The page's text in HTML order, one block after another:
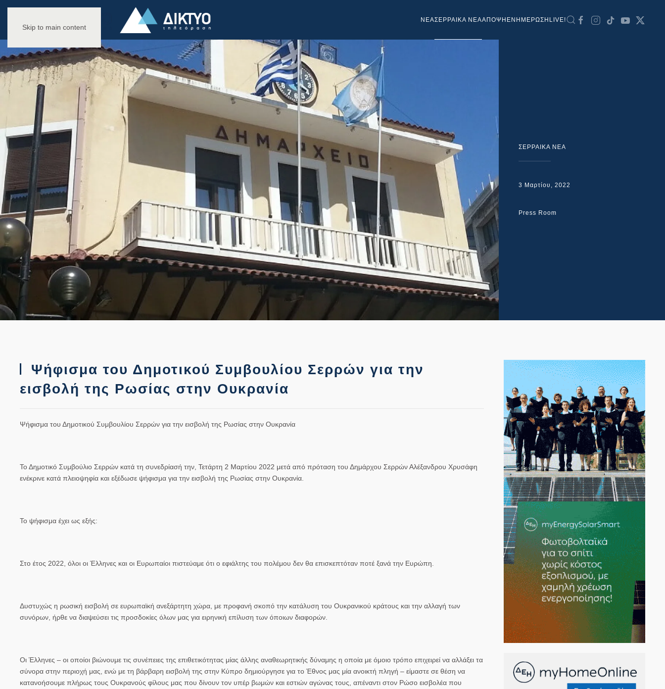
Skip to main content
NEAΣΕΡΡΑΙΚΑ ΝΕΑΑΠΟΨΗ ΕΝΗΜΕΡΩΣΗ LIVE!
ΣΕΡΡΑΙΚΑ ΝΕΑ
3 Μαρτίου, 2022
Press Room
Ψήφισμα του Δημοτικού Συμβουλίου Σερρών για την
εισβολή της Ρωσίας στην Ουκρανία
Ψήφισμα του Δημοτικού Συμβουλίου Σερρών για την εισβολή της Ρωσίας στην Ουκρανία
Το Δημοτικό Συμβούλιο Σερρών κατά τη συνεδρίασή την, Τετάρτη 2 Μαρτίου 2022 μετά από πρόταση του Δημάρχου Σερρών Αλέξανδρου Χρυσάφη
ενέκρινε κατά πλειοψηφία και εξέδωσε ψήφισμα για την εισβολή της Ρωσίας στην Ουκρανία
Το ψήφισμα έχει ως εξής:
Στο έτος 2022, όλοι οι Έλληνες και οι Ευρωπαίοι πιστεύαμε ότι ο εφιάλτης του πολέμου δεν θα επισκεπτόταν ποτέ ξανά την Ευρώπη.
Δυστυχώς η ρωσική εισβολή σε ευρωπαϊκή ανεξάρτητη χώρα, με προφανή σκοπό την κατάλυση του Ουκρανικού κράτους και την αλλαγή των
συνόρων, ήρθε να διαψεύσει τις προσδοκίες όλων μας για ειρηνική επίλυση των όποιων διαφορών.
Οι Έλληνες – οι οποίοι βιώνουμε τις συνέπειες της επιθετικότητας μίας άλλης αναθεωρητικής δύναμης η οποία με όμοιο τρόπο επιχειρεί να αλλάξει τα
σύνορα στην περιοχή μας, ενώ με τη βάρβαρη εισβολή της στην Κύπρο δημιούργησε για το Έθνος μας μία ανοικτή πληγή – είμαστε σε θέση να
κατανοήσουμε πλήρως τους Ουκρανούς φίλους μας που δίνουν τον υπέρ βωμών και εστιών αγώνας τους, απέναντι στον Ρώσο εισβολέα που